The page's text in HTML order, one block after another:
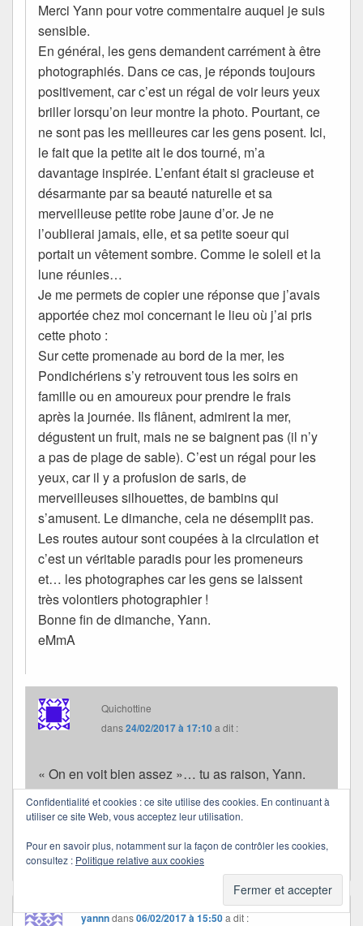
Merci Yann pour votre commentaire auquel je suis
sensible.
En général, les gens demandent carrément à être
photographiés. Dans ce cas, je réponds toujours
positivement, car c’est un régal de voir leurs yeux
briller lorsqu’on leur montre la photo. Pourtant, ce
ne sont pas les meilleures car les gens posent. Ici,
le fait que la petite ait le dos tourné, m’a
davantage inspirée. L’enfant était si gracieuse et
désarmante par sa beauté naturelle et sa
merveilleuse petite robe jaune d’or. Je ne
l’oublierai jamais, elle, et sa petite soeur qui
portait un vêtement sombre. Comme le soleil et la
lune réunies…
Je me permets de copier une réponse que j’avais
apportée chez moi concernant le lieu où j’ai pris
cette photo :
Sur cette promenade au bord de la mer, les
Pondichériens s’y retrouvent tous les soirs en
famille ou en amoureux pour prendre le frais
après la journée. Ils flânent, admirent la mer,
dégustent un fruit, mais ne se baignent pas (il n’y
a pas de plage de sable). C’est un régal pour les
yeux, car il y a profusion de saris, de
merveilleuses silhouettes, de bambins qui
s’amusent. Le dimanche, cela ne désemplit pas.
Les routes autour sont coupées à la circulation et
c’est un véritable paradis pour les promeneurs
et… les photographes car les gens se laissent
très volontiers photographier !
Bonne fin de dimanche, Yann.
eMmA
Quichottine
dans24/02/2017 à 17:10a dit :
« On en voit bien assez »… tu as raison, Yann.
C’est sans doute pour cela qu’elle m’a émue.
Nous avons tous un peu de cette enfant en nous.
yannndans06/02/2017 à 15:50a dit :
Confidentialité et cookies : ce site utilise des cookies. En continuant à
utiliser ce site Web, vous acceptez leur utilisation.
Pour en savoir plus, notamment sur la façon de contrôler les cookies,
consultez : Politique relative aux cookies